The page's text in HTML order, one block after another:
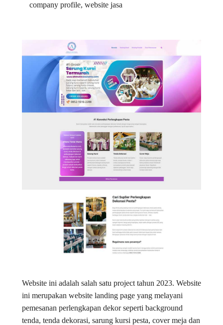
company profile, website jasa
Website ini adalah salah satu project tahun 2023. Website
ini merupakan website landing page yang melayani
pemesanan perlengkapan dekor seperti background
tenda, tenda dekorasi, sarung kursi pesta, cover meja dan